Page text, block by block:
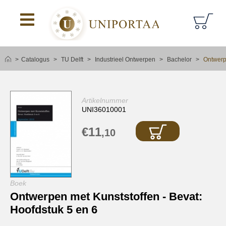
Catalogus TU Delft Industrieel Ontwerpen Bachelor
Boek
Ontwerpen met Kunststoffen - Bevat:
Hoofdstuk 5 en 6
€11,10
Artikelnummer
UNI36010001